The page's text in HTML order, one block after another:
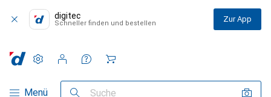
digitec
Schneller finden und bestellen Zur App
Navigation nach Kategorien
Menü Suche
Einstellungen
Kundenkonto
Vergleichslisten
Merklisten
Warenkorb